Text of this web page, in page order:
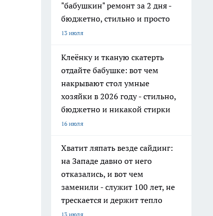
"бабушкин" ремонт за 2 дня -
бюджетно, стильно и просто
13 июля
Клеёнку и тканую скатерть
отдайте бабушке: вот чем
накрывают стол умные
хозяйки в 2026 году - стильно,
бюджетно и никакой стирки
16 июля
Хватит ляпать везде сайдинг:
на Западе давно от него
отказались, и вот чем
заменили - служит 100 лет, не
трескается и держит тепло
13 июля